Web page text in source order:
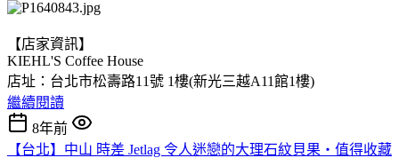
【店家資訊】
KIEHL'S Coffee House
店址：台北市松壽路11號 1樓(新光三越A11館1樓)
繼續閱讀
8年前
【台北】中山 時差 Jetlag 令人迷戀的大理石紋貝果‧值得收藏